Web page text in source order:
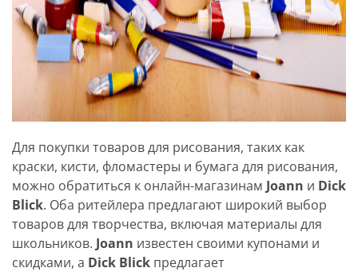
Для покупки товаров для рисования, таких как
краски, кисти, фломастеры и бумага для рисования,
можно обратиться к онлайн-магазинам Joann и Dick
Blick. Оба ритейлера предлагают широкий выбор
товаров для творчества, включая материалы для
школьников. Joann известен своими купонами и
скидками, а Dick Blick предлагает